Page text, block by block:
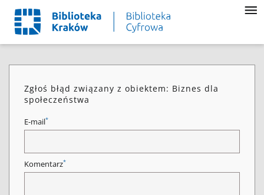
Zgłoś błąd związany z obiektem: Biznes dla
społeczeństwa
E-mail*
Komentarz*